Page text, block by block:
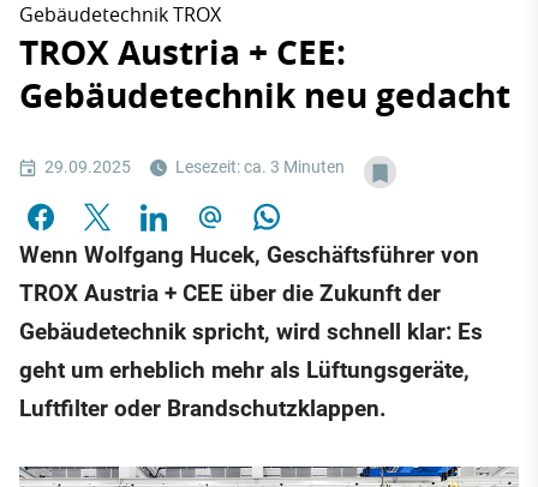
Gebäudetechnik TROX
TROX Austria + CEE:
Gebäudetechnik neu gedacht
29.09.2025 Lesezeit: ca. 3 Minuten
Wenn Wolfgang Hucek, Geschäftsführer von
TROX Austria + CEE über die Zukunft der
Gebäudetechnik spricht, wird schnell klar: Es
geht um erheblich mehr als Lüftungsgeräte,
Luftfilter oder Brandschutzklappen.